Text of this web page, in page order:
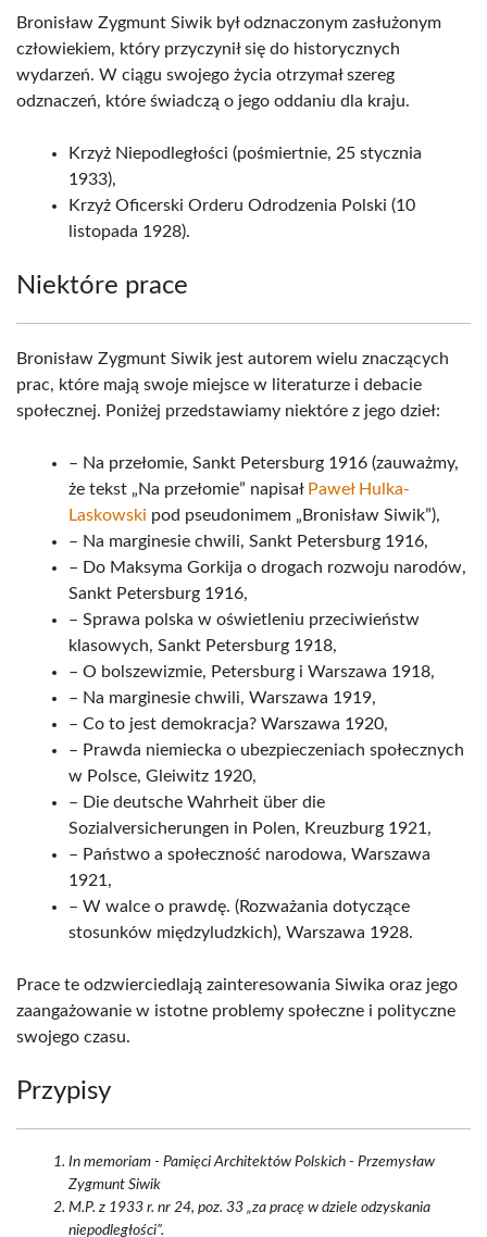
Bronisław Zygmunt Siwik był odznaczonym zasłużonym
człowiekiem, który przyczynił się do historycznych
wydarzeń. W ciągu swojego życia otrzymał szereg
odznaczeń, które świadczą o jego oddaniu dla kraju.
Krzyż Niepodległości (pośmiertnie, 25 stycznia
1933),
Krzyż Oficerski Orderu Odrodzenia Polski (10
listopada 1928).
Niektóre prace
Bronisław Zygmunt Siwik jest autorem wielu znaczących
prac, które mają swoje miejsce w literaturze i debacie
społecznej. Poniżej przedstawiamy niektóre z jego dzieł:
– Na przełomie, Sankt Petersburg 1916 (zauważmy,
że tekst „Na przełomie” napisał Paweł Hulka-
Laskowski pod pseudonimem „Bronisław Siwik”),
– Na marginesie chwili, Sankt Petersburg 1916,
– Do Maksyma Gorkija o drogach rozwoju narodów,
Sankt Petersburg 1916,
– Sprawa polska w oświetleniu przeciwieństw
klasowych, Sankt Petersburg 1918,
– O bolszewizmie, Petersburg i Warszawa 1918,
– Na marginesie chwili, Warszawa 1919,
– Co to jest demokracja? Warszawa 1920,
– Prawda niemiecka o ubezpieczeniach społecznych
w Polsce, Gleiwitz 1920,
– Die deutsche Wahrheit über die
Sozialversicherungen in Polen, Kreuzburg 1921,
– Państwo a społeczność narodowa, Warszawa
1921,
– W walce o prawdę. (Rozważania dotyczące
stosunków międzyludzkich), Warszawa 1928.
Prace te odzwierciedlają zainteresowania Siwika oraz jego
zaangażowanie w istotne problemy społeczne i polityczne
swojego czasu.
Przypisy
In memoriam - Pamięci Architektów Polskich - Przemysław
Zygmunt Siwik
M.P. z 1933 r. nr 24, poz. 33 „za pracę w dziele odzyskania
niepodległości”.